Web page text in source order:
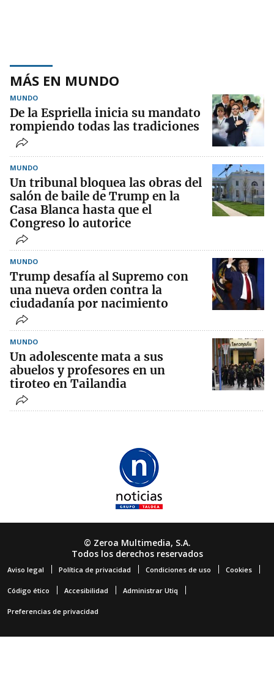
MÁS EN MUNDO
MUNDO
De la Espriella inicia su mandato
rompiendo todas las tradiciones
MUNDO
Un tribunal bloquea las obras del
salón de baile de Trump en la
Casa Blanca hasta que el
Congreso lo autorice
MUNDO
Trump desafía al Supremo con
una nueva orden contra la
ciudadanía por nacimiento
MUNDO
Un adolescente mata a sus
abuelos y profesores en un
tiroteo en Tailandia
© Zeroa Multimedia, S.A.
Todos los derechos reservados
Aviso legal Política de privacidad Condiciones de uso Cookies
Código ético Accesibilidad Administrar Utiq
Preferencias de privacidad